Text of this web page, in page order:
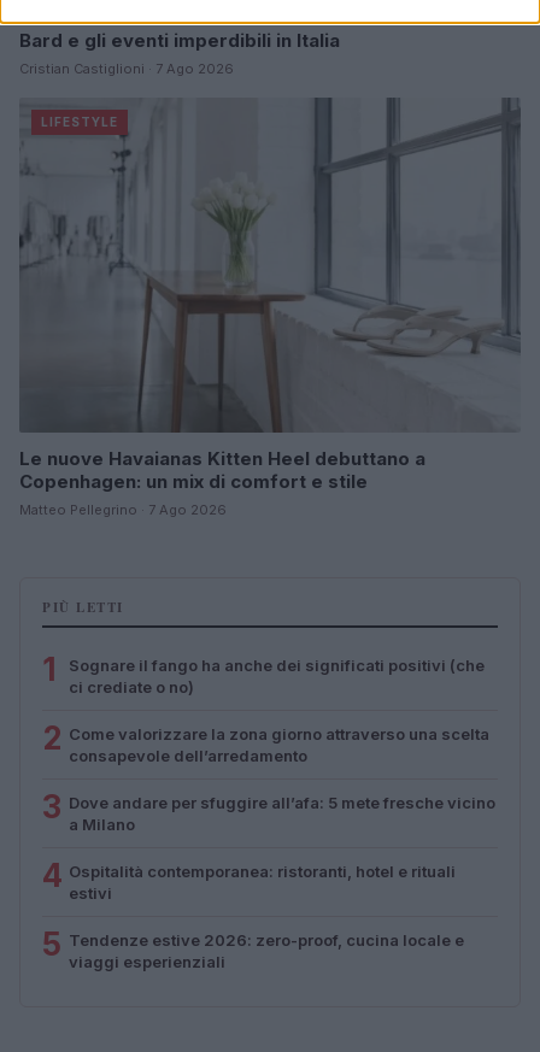
Mostre di moda 2026: Franco Moschino a Forte di
Bard e gli eventi imperdibili in Italia
Cristian Castiglioni · 7 Ago 2026
LIFESTYLE
Le nuove Havaianas Kitten Heel debuttano a
Copenhagen: un mix di comfort e stile
Matteo Pellegrino · 7 Ago 2026
PIÙ LETTI
1
Sognare il fango ha anche dei significati positivi (che
ci crediate o no)
2 Come valorizzare la zona giorno attraverso una scelta
consapevole dell’arredamento
3 Dove andare per sfuggire all’afa: 5 mete fresche vicino
a Milano
4 Ospitalità contemporanea: ristoranti, hotel e rituali
estivi
5 Tendenze estive 2026: zero-proof, cucina locale e
viaggi esperienziali